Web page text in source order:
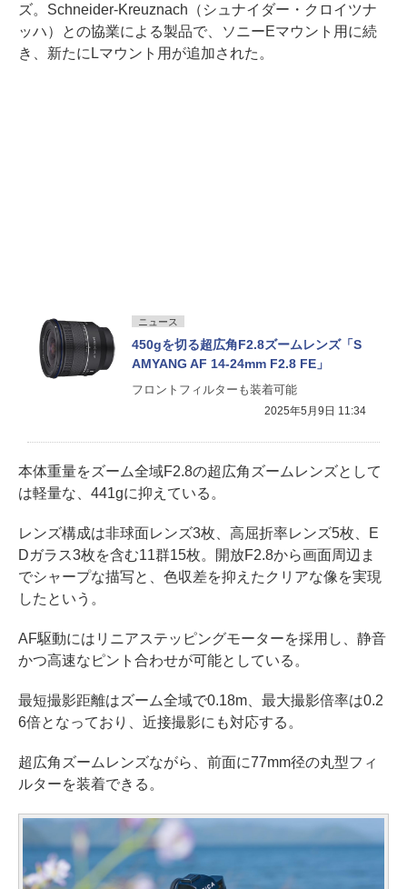
ズ。Schneider-Kreuznach（シュナイダー・クロイツナ
ッハ）との協業による製品で、ソニーEマウント用に続
き、新たにLマウント用が追加された。
ニュース
450gを切る超広角F2.8ズームレンズ「S
AMYANG AF 14-24mm F2.8 FE」
フロントフィルターも装着可能
2025年5月9日 11:34
本体重量をズーム全域F2.8の超広角ズームレンズとして
は軽量な、441gに抑えている。
レンズ構成は非球面レンズ3枚、高屈折率レンズ5枚、E
Dガラス3枚を含む11群15枚。開放F2.8から画面周辺ま
でシャープな描写と、色収差を抑えたクリアな像を実現
したという。
AF駆動にはリニアステッピングモーターを採用し、静音
かつ高速なピント合わせが可能としている。
最短撮影距離はズーム全域で0.18m、最大撮影倍率は0.2
6倍となっており、近接撮影にも対応する。
超広角ズームレンズながら、前面に77mm径の丸型フィ
ルターを装着できる。